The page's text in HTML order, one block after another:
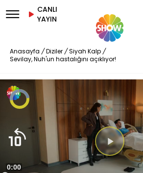
CANLI
YAYIN
Anasayfa / Diziler / Siyah Kalp /
Sevilay, Nuh'un hastalığını açıklıyor!
Süre
0:00